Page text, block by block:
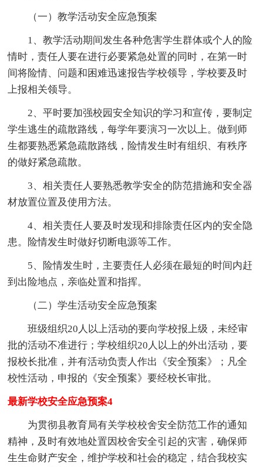
（一）教学活动安全应急预案
1、教学活动期间发生各种危害学生群体或个人的险
情时，责任人要在进行必要紧急处置的同时，在第一时
间将险情、问题和困难迅速报告学校领导，学校要及时
上报相关领导。
2、平时要加强校园安全知识的学习和宣传，要制定
学生逃生的疏散路线，每学年要演习一次以上。做到师
生都要熟悉紧急疏散路线，险情发生时有组织、有秩序
的做好紧急疏散。
3、相关责任人要熟悉教学安全的防范措施和安全器
材放置位置及使用方法。
4、相关责任人要及时发现和排除责任区内的安全隐
患。险情发生时做好切断电源等工作。
5、险情发生时，主要责任人必须在最短的时间内赶
到出险地点，亲临处置和指挥。
（二）学生活动安全应急预案
班级组织20人以上活动的要向学校报上级，未经审
批的活动不准进行；学校组织20人以上的外出活动，要
报校长批准，并有活动负责人作出《安全预案》；凡全
校性活动，申报的《安全预案》要经校长审批。
最新学校安全应急预案4
为贯彻县教育局有关学校校舍安全防范工作的通知
精神，及时有效地处置因校舍安全引起的灾害，确保师
生生命财产安全，维护学校和社会的稳定，结合我校实